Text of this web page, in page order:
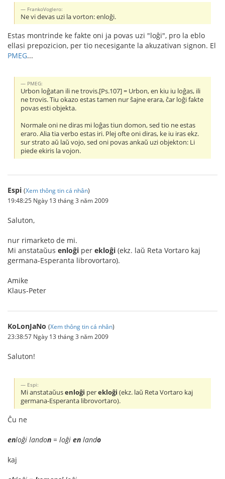
FrankoVoglero:
Ne vi devas uzi la vorton: enloĝi.
Estas montrinde ke fakte oni ja povas uzi "loĝi", pro la eblo
ellasi prepozicion, per tio necesigante la akuzativan signon. El
PMEG...
PMEG:
Urbon loĝatan ili ne trovis.[Ps.107] = Urbon, en kiu iu loĝas, ili
ne trovis. Tiu okazo estas tamen nur ŝajne erara, ĉar loĝi fakte
povas esti objekta.
Normale oni ne diras mi loĝas tiun domon, sed tio ne estas
eraro. Alia tia verbo estas iri. Plej ofte oni diras, ke iu iras ekz.
sur strato aŭ laŭ vojo, sed oni povas ankaŭ uzi objekton: Li
piede ekiris la vojon.
Espi (Xem thông tin cá nhân)
19:48:25 Ngày 13 tháng 3 năm 2009
Saluton,
nur rimarketo de mi.
Mi anstataŭus enloĝi per ekloĝi (ekz. laŭ Reta Vortaro kaj
germana-Esperanta librovortaro).
Amike
Klaus-Peter
KoLonJaNo (Xem thông tin cá nhân)
23:38:57 Ngày 13 tháng 3 năm 2009
Saluton!
Espi:
Mi anstataŭusenloĝi perekloĝi (ekz. laŭ Reta Vortaro kaj
germana-Esperanta librovortaro).
Ĉu ne
enloĝi landon = loĝi en lando
kaj